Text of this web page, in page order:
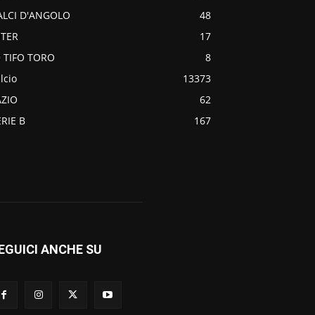
D'ANGOLO
48
17
TIFO TORO
8
13373
62
B
167
ANCHE SU